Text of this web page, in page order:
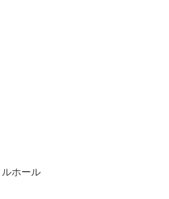
ホール